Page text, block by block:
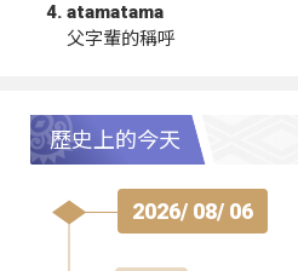
atamatama
父字輩的稱呼
歷史上的今天
2026/ 08/ 06